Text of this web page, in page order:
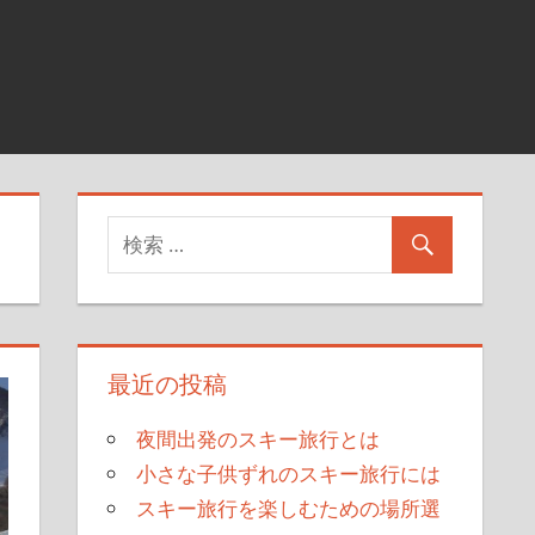
最近の投稿
夜間出発のスキー旅行とは
小さな子供ずれのスキー旅行には
スキー旅行を楽しむための場所選